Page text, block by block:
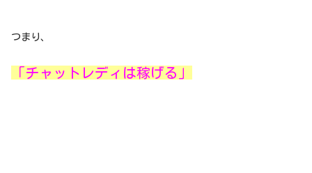
つまり、
「チャットレディは稼げる」